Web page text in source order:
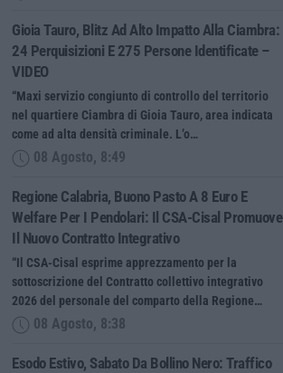
Gioia Tauro, Blitz Ad Alto Impatto Alla Ciambra:
24 Perquisizioni E 275 Persone Identificate –
VIDEO
“Maxi servizio congiunto di controllo del territorio
nel quartiere Ciambra di Gioia Tauro, area indicata
come ad alta densità criminale. L’o…
08 Agosto, 8:49
Regione Calabria, Buono Pasto A 8 Euro E
Welfare Per I Pendolari: Il CSA-Cisal Promuove
Il Nuovo Contratto Integrativo
“Il CSA-Cisal esprime apprezzamento per la
sottoscrizione del Contratto collettivo integrativo
2026 del personale del comparto della Regione…
08 Agosto, 8:38
Esodo Estivo, Sabato Da Bollino Nero: Traffico